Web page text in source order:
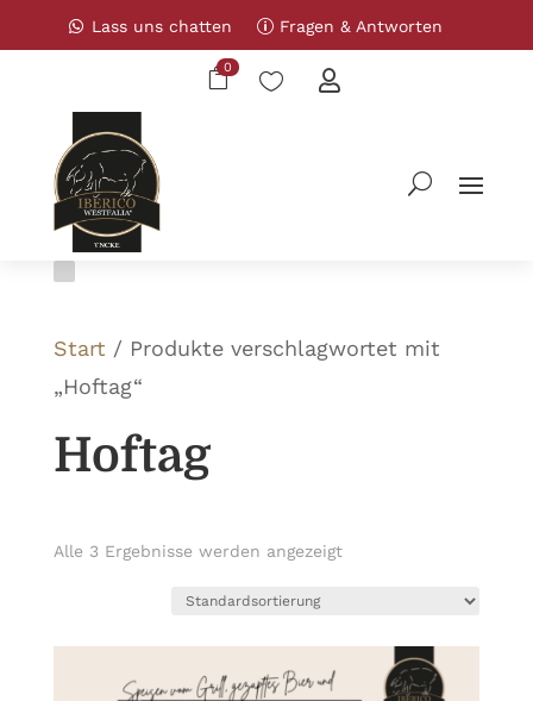
Lass uns chatten Fragen & Antworten
0
 
Start / Produkte verschlagwortet mit
„Hoftag“
Hoftag
Alle 3 Ergebnisse werden angezeigt